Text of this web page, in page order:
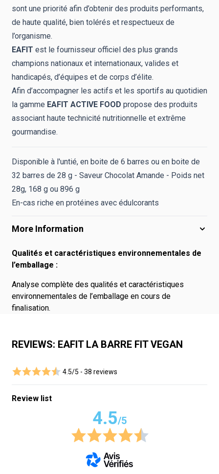
sont une priorité afin d’obtenir des produits performants,
de haute qualité, bien tolérés et respectueux de
l’organisme.
EAFIT est le fournisseur officiel des plus grands
champions nationaux et internationaux, valides et
handicapés, d’équipes et de corps d’élite.
Afin d’accompagner les actifs et les sportifs au quotidien
la gamme EAFIT ACTIVE FOOD propose des produits
associant haute technicité nutritionnelle et extrême
gourmandise.
Disponible à l'untié, en boite de 6 barres ou en boite de
32 barres de 28 g - Saveur Chocolat Amande - Poids net
28g, 168 g ou 896 g
En-cas riche en protéines avec édulcorants
More Information
Qualités et caractéristiques environnementales de
l’emballage :
Analyse complète des qualités et caractéristiques
environnementales de l’emballage en cours de
finalisation.
REVIEWS: EAFIT LA BARRE FIT VEGAN
4.5/5 - 38 reviews
Review list
4.5/5